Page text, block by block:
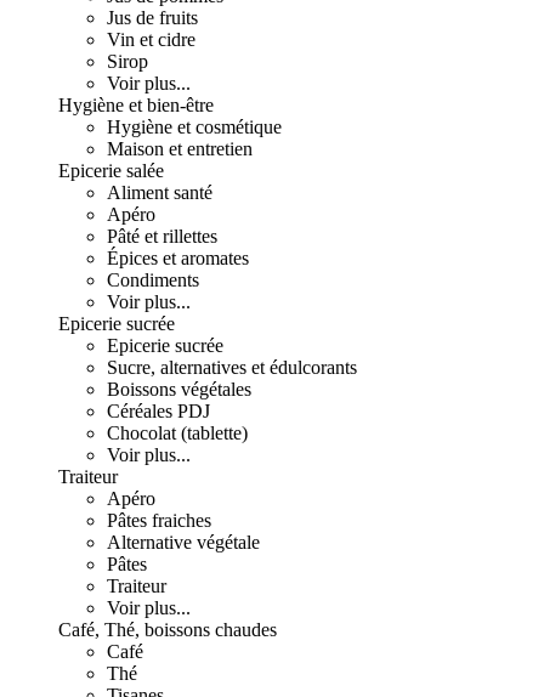
Jus de fruits
Vin et cidre
Sirop
Voir plus...
Hygiène et bien-être
Hygiène et cosmétique
Maison et entretien
Epicerie salée
Aliment santé
Apéro
Pâté et rillettes
Épices et aromates
Condiments
Voir plus...
Epicerie sucrée
Epicerie sucrée
Sucre, alternatives et édulcorants
Boissons végétales
Céréales PDJ
Chocolat (tablette)
Voir plus...
Traiteur
Apéro
Pâtes fraiches
Alternative végétale
Pâtes
Traiteur
Voir plus...
Café, Thé, boissons chaudes
Café
Thé